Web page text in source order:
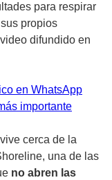
para respirar
propios
difundido en
en WhatsApp
importante
cerca de la
una de las
no abren las